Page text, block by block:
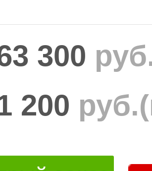
300
200 руб.